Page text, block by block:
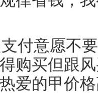
付意愿不
购买但跟
爱的甲价